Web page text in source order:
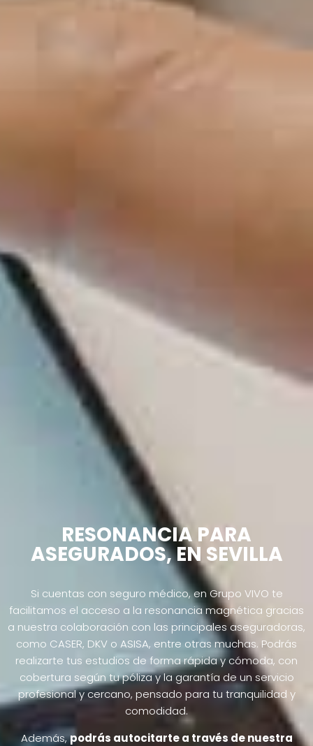
RESONANCIA PARA
ASEGURADOS,EN SEVILLA
Si cuentas con seguro médico, en Grupo VIVO te
facilitamos el acceso a la resonancia magnética gracias
a nuestra colaboración con las principales aseguradoras,
como CASER, DKV o ASISA, entre otras muchas. Podrás
realizarte tus estudios de forma rápida y cómoda, con
cobertura según tu póliza y la garantía de un servicio
profesional y cercano, pensado para tu tranquilidad y
comodidad.
Además,podrás autocitarte a través de nuestra